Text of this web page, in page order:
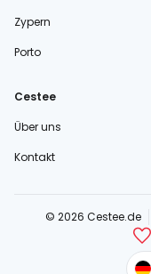
Zypern
Porto
Cestee
Über uns
Kontakt
© 2026 Cestee.de